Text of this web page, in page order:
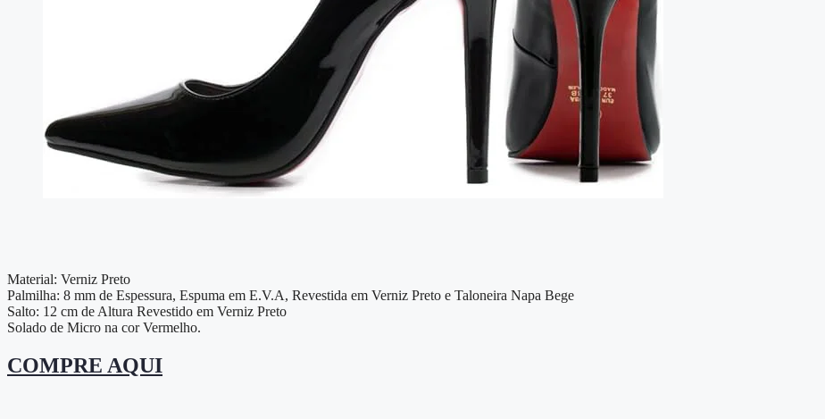
Material: Verniz Preto
Palmilha: 8 mm de Espessura, Espuma em E.V.A, Revestida em Verniz Preto e Taloneira Napa Bege
Salto: 12 cm de Altura Revestido em Verniz Preto
Solado de Micro na cor Vermelho.
COMPRE AQUI